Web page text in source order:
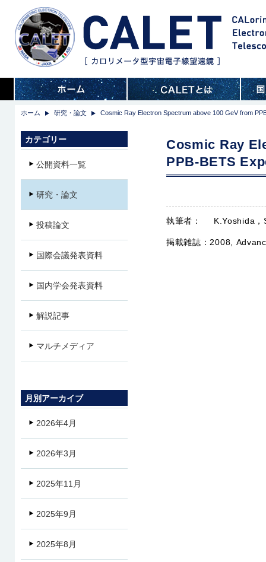
ホーム 研究・論文 Cosmic Ray Electron Spectrum above 100 GeV from
Cosmic Ray
PPB-BETS
執筆者： K.Yoshida
掲載雑誌： 2008,
カテゴリー
公開資料一覧
研究・論文
投稿論文
国際会議発表資料
国内学会発表資料
解説記事
マルチメディア
月別アーカイブ
2026年4月
2026年3月
2025年11月
2025年9月
2025年8月